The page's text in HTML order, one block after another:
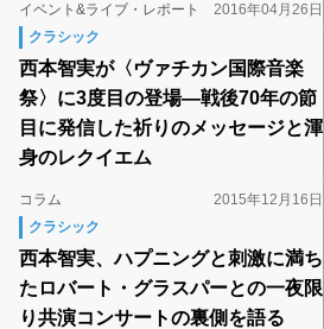
イベント&ライブ・レポート
2016年04月26日
クラシック
西本智実が〈ヴァチカン国際音楽
祭〉に3度目の登場―戦後70年の節
目に発信した祈りのメッセージと渾
身のレクイエム
コラム
2015年12月16日
クラシック
西本智実、ハプニングと刺激に満ち
たロバート・グラスパーとの一夜限
り共演コンサートの裏側を語る